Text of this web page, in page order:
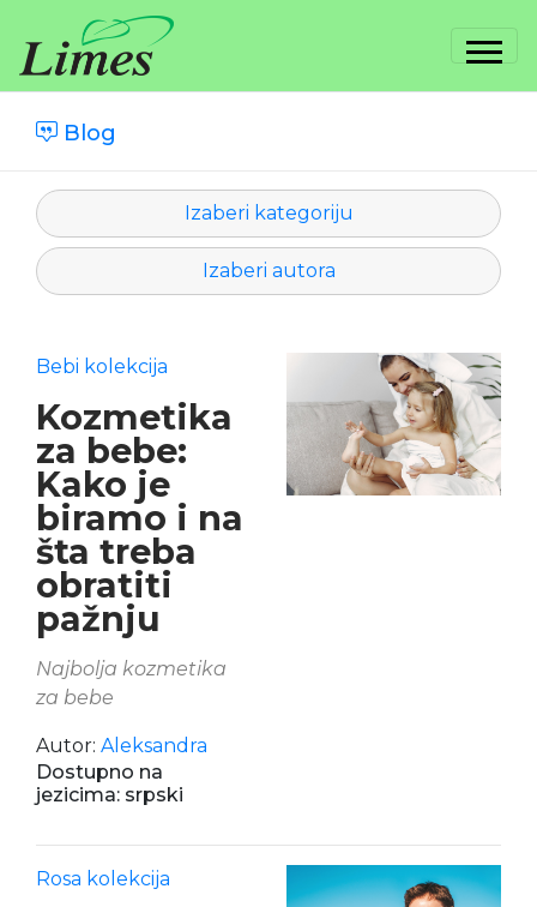
Blog
Izaberi kategoriju
Izaberi autora
Bebi kolekcija
Kozmetika
za bebe:
Kako je
biramo i na
šta treba
obratiti
pažnju
Najbolja kozmetika
za bebe
Autor: Aleksandra
Dostupno na
jezicima: srpski
Rosa kolekcija